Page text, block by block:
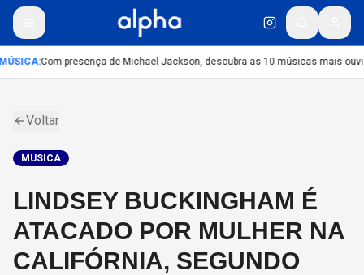
:Com presença de Michael Jackson, descubra as 10 músicas mais
Voltar
MUSICA
LINDSEY BUCKINGHAM É
ATACADO POR MULHER NA
CALIFÓRNIA, SEGUNDO